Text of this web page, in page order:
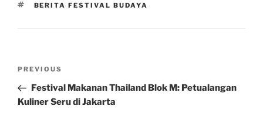
TAGS
BERITA FESTIVAL BUDAYA
Previous
Post
PREVIOUS
Festival Makanan Thailand Blok M: Petualangan
Kuliner Seru di Jakarta